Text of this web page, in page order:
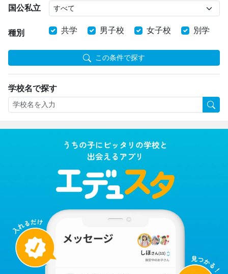
国公私立
種別 共学 男子校 女子校 別学
この条件で探す
学校名で探す